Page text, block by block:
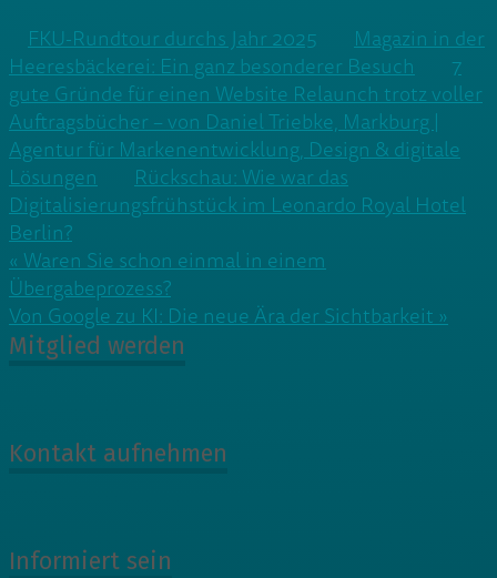
FKU-Rundtour durchs Jahr 2025
Magazin in der
Heeresbäckerei: Ein ganz besonderer Besuch
7
gute Gründe für einen Website Relaunch trotz voller
Auftragsbücher – von Daniel Triebke, Markburg |
Agentur für Markenentwicklung, Design & digitale
Lösungen
Rückschau: Wie war das
Digitalisierungsfrühstück im Leonardo Royal Hotel
Berlin?
Beitragsnavigation
« Waren Sie schon einmal in einem
Übergabeprozess?
Von Google zu KI: Die neue Ära der Sichtbarkeit »
Mitglied werden
Kontakt aufnehmen
Informiert sein